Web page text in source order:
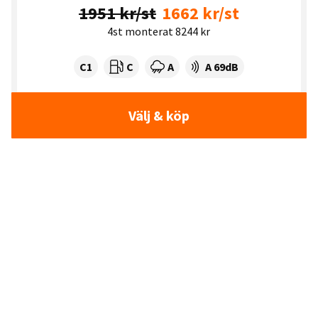
1951 kr/st 1662 kr/st
4st monterat 8244 kr
Tyre class:
C1 Rullmotstånd:
C Våtgrepp:
A Ljudnivå dB:
A 69dB
Välj & köp